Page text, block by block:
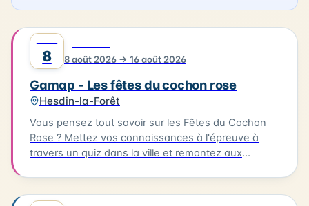
8 8 août 2026 → 16 août 2026
Gamap - Les fêtes du cochon rose
Hesdin-la-Forêt
Vous pensez tout savoir sur les Fêtes du Cochon
Rose ? Mettez vos connaissances à l'épreuve à
travers un quiz dans la ville et remontez aux
Tourisme. Il vous faudra parcourir environ 2km en 1